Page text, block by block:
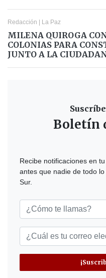
Redacción | La Paz
MILENA QUIROGA
COLONIAS PARA
JUNTO A LA
Boletín
Recibe notificaciones en
antes que nadie de todo
Sur.